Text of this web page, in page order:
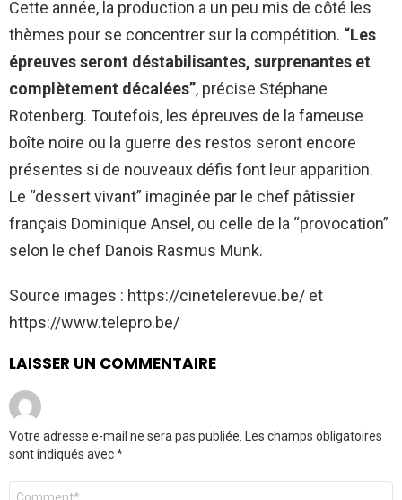
Cette année, la production a un peu mis de côté les
thèmes pour se concentrer sur la compétition. “Les
épreuves seront déstabilisantes, surprenantes et
complètement décalées”, précise Stéphane
Rotenberg. Toutefois, les épreuves de la fameuse
boîte noire ou la guerre des restos seront encore
présentes si de nouveaux défis font leur apparition.
Le “dessert vivant” imaginée par le chef pâtissier
français Dominique Ansel, ou celle de la “provocation”
selon le chef Danois Rasmus Munk.
Source images : https://cinetelerevue.be/ et
https://www.telepro.be/
LAISSER UN COMMENTAIRE
Votre adresse e-mail ne sera pas publiée.
Les champs obligatoires
sont indiqués avec*
Commentaire